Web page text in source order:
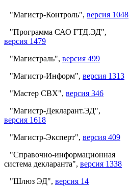
"Магистр-Контроль", версия 1048
"Программа САО ГТД.ЭД",
версия 1479
"Магистраль", версия 499
"Магистр-Информ", версия 1313
"Мастер СВХ", версия 346
"Магистр-Декларант.ЭД",
версия 1618
"Магистр-Эксперт", версия 409
"Справочно-информационная
система декларанта", версия 1338
"Шлюз ЭД", версия 14